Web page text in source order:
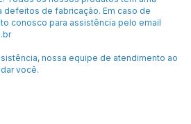
defeitos de fabricação. Em caso de
conosco para assistência pelo email
nossa equipe de atendimento ao
você.